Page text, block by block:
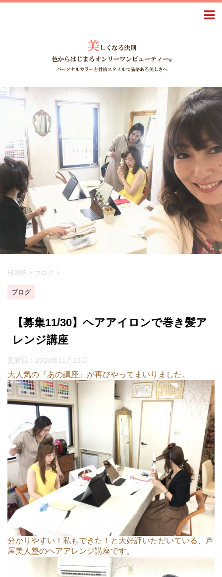
HOME > ブログ >
ブログ
【募集11/30】ヘアアイロンで巻き髪ア
レンジ講座
更新日： 2018年11月12日
大人気の『あの講座』が再びやってまいりました。
分かりやすい！私もできた！と大好評いただいている、芦
屋美人塾のヘアアレンジ講座です。